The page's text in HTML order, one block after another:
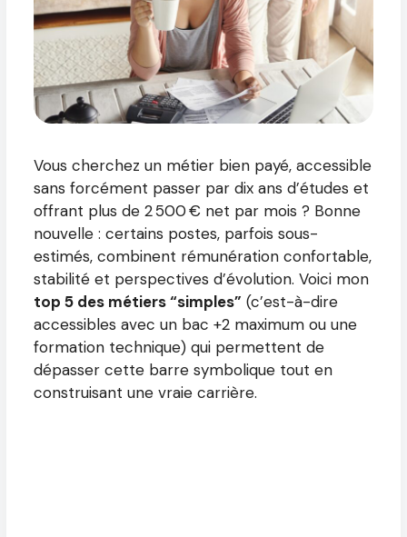
Vous cherchez un métier bien payé, accessible
sans forcément passer par dix ans d’études et
offrant plus de 2 500 € net par mois ? Bonne
nouvelle : certains postes, parfois sous-
estimés, combinent rémunération confortable,
stabilité et perspectives d’évolution. Voici mon
top 5 des métiers “simples” (c’est-à-dire
accessibles avec un bac +2 maximum ou une
formation technique) qui permettent de
dépasser cette barre symbolique tout en
construisant une vraie carrière.